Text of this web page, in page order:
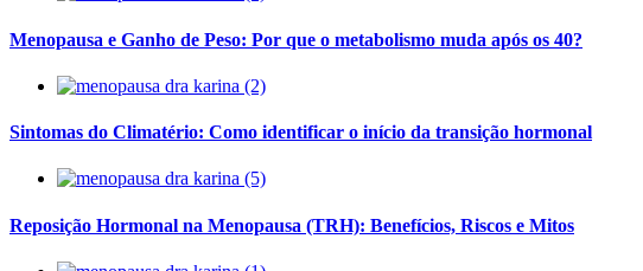
Menopausa e Ganho de Peso: Por que o metabolismo muda após os 40?
Sintomas do Climatério: Como identificar o início da transição hormonal
Reposição Hormonal na Menopausa (TRH): Benefícios, Riscos e Mitos